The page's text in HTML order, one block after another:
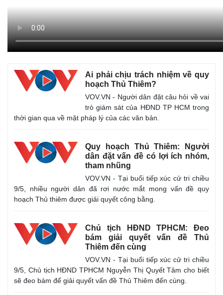
Ai phải chịu trách nhiệm về quy
hoạch Thủ Thiêm?
VOV.VN - Người dân đặt câu hỏi về vai
trò giám sát của HĐND TP HCM trong
thời gian qua về mặt pháp lý của các văn bản.
Quy hoạch Thủ Thiêm: Người
dân đặt vấn đề có lợi ích nhóm,
tham nhũng
VOV.VN - Tại buổi tiếp xúc cử tri chiều
9/5, nhiều người dân đã rơi nước mắt mong vấn đề quy
hoạch Thủ thiêm được giải quyết công bằng.
Chủ tịch HĐND TPHCM: Đeo
bám giải quyết vấn đề Thủ
Thiêm đến cùng
VOV.VN - Tại buổi tiếp xúc cử tri chiều
9/5, Chủ tịch HĐND TPHCM Nguyễn Thị Quyết Tâm cho biết
sẽ đeo bám để giải quyết vấn đề Thủ Thiêm đến cùng.